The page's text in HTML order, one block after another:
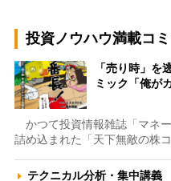
投資ノウハウ満載コ
「売り時」
ミック「俺が
かつて投資情報雑誌「マネ
詰め込まれた「天下無敵の株
テクニカル分析・集中講義